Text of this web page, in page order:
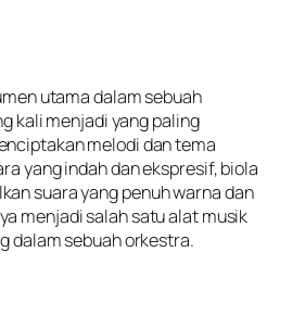
utama dalam sebuah
kali menjadi yang paling
melodi dan tema
yang indah dan ekspresif, biola
suara yang penuh warna dan
menjadi salah satu alat musik
dalam sebuah orkestra.